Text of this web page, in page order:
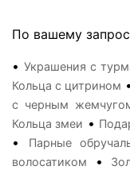
По вашему
•Украшения с
Кольца с цитрином •
с черным
Кольца змеи •
• Парные
волосатиком
•